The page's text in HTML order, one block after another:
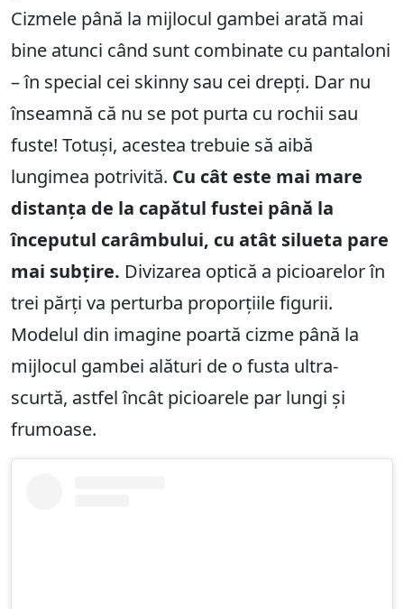
Cizmele până la mijlocul gambei arată mai
bine atunci când sunt combinate cu pantaloni
– în special cei skinny sau cei drepți. Dar nu
înseamnă că nu se pot purta cu rochii sau
fuste! Totuși, acestea trebuie să aibă
lungimea potrivită. Cu cât este mai mare
distanța de la capătul fustei până la
începutul carâmbului, cu atât silueta pare
mai subțire. Divizarea optică a picioarelor în
trei părți va perturba proporțiile figurii.
Modelul din imagine poartă cizme până la
mijlocul gambei alături de o fusta ultra-
scurtă, astfel încât picioarele par lungi și
frumoase.